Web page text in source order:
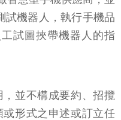
試機器人，執行手機品
試圖挾帶機器人的指
，並不構成要約、招攬
形式之申述或訂立任